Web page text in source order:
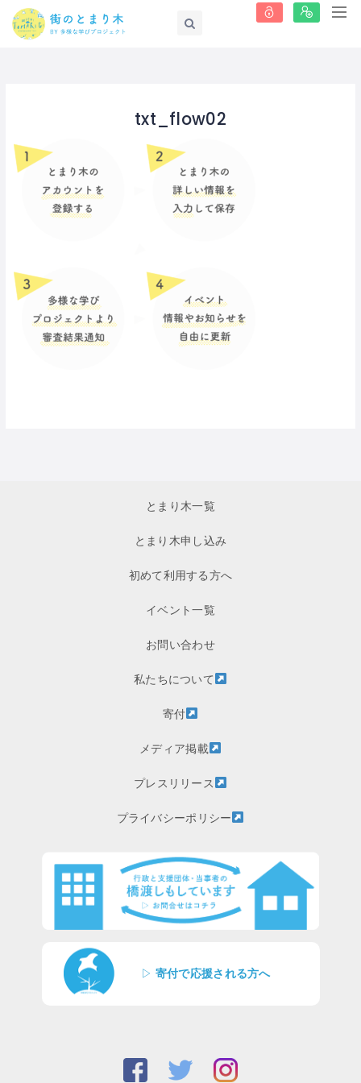
txt_flow02
とまり木一覧
とまり木申し込み
初めて利用する方へ
イベント一覧
お問い合わせ
私たちについて
寄付
メディア掲載
プレスリリース
プライバシーポリシー
▷ 寄付で応援される方へ